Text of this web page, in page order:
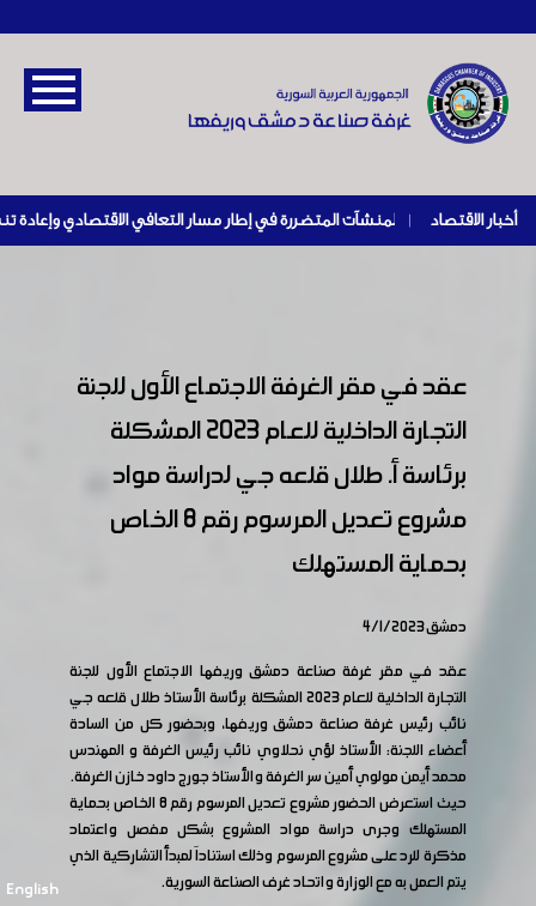
أخبار الاقتصاد |
English
عقد في مقر الغرفة الاجتماع الأول للجنة
التجارة الداخلية للعام 2023 المشكلة
برئاسة أ. طلال قلعه جي لدراسة مواد
مشروع تعديل المرسوم رقم 8 الخاص
بحماية المستهلك
دمشق 4/1/2023
عقد في مقر غرفة صناعة دمشق وريفها الاجتماع الأول للجنة
التجارة الداخلية للعام 2023 المشكلة برئاسة الأستاذ طلال قلعه جي
نائب رئيس غرفة صناعة دمشق وريفها، وبحضور كل من السادة
أعضاء اللجنة: الأستاذ لؤي نحلاوي نائب رئيس الغرفة و المهندس
محمد أيمن مولوي أمين سر الغرفة والأستاذ جورج داود خازن الغرفة.
حيث استعرض الحضور مشروع تعديل المرسوم رقم 8 الخاص بحماية
المستهلك وجرى دراسة مواد المشروع بشكل مفصل واعتماد
مذكرة للرد على مشروع المرسوم وذلك استناداَ لمبدأ التشاركية الذي
يتم العمل به مع الوزارة واتحاد غرف الصناعة السورية.